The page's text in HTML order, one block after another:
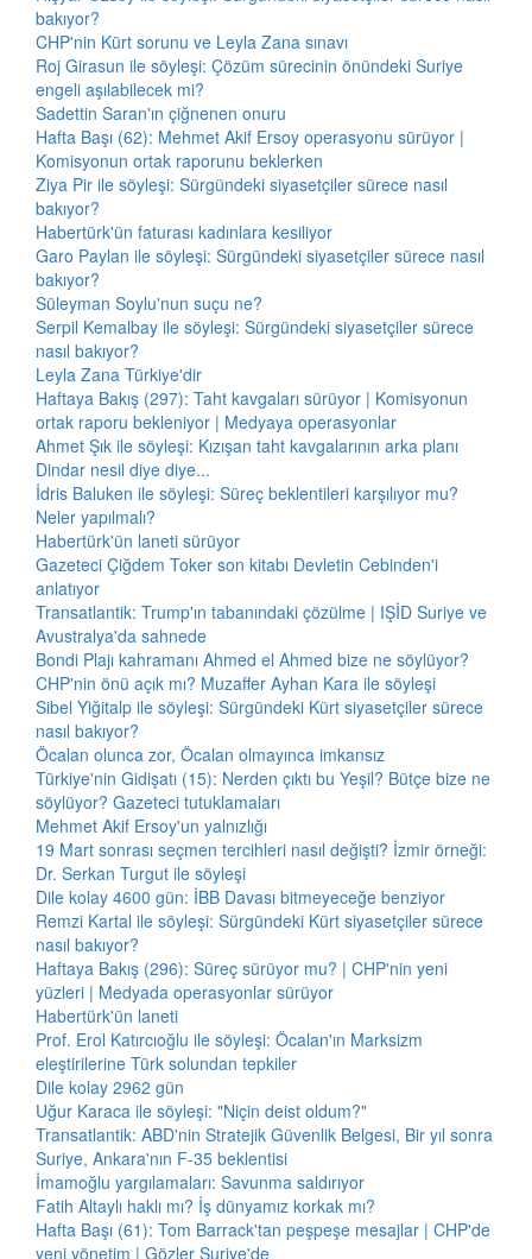
bakıyor?
CHP'nin Kürt sorunu ve Leyla Zana sınavı
Roj Girasun ile söyleşi: Çözüm sürecinin önündeki Suriye
engeli aşılabilecek mi?
Sadettin Saran'ın çiğnenen onuru
Hafta Başı (62): Mehmet Akif Ersoy operasyonu sürüyor |
Komisyonun ortak raporunu beklerken
Ziya Pir ile söyleşi: Sürgündeki siyasetçiler sürece nasıl
bakıyor?
Habertürk'ün faturası kadınlara kesiliyor
Garo Paylan ile söyleşi: Sürgündeki siyasetçiler sürece nasıl
bakıyor?
Süleyman Soylu'nun suçu ne?
Serpil Kemalbay ile söyleşi: Sürgündeki siyasetçiler sürece
nasıl bakıyor?
Leyla Zana Türkiye'dir
Haftaya Bakış (297): Taht kavgaları sürüyor | Komisyonun
ortak raporu bekleniyor | Medyaya operasyonlar
Ahmet Şık ile söyleşi: Kızışan taht kavgalarının arka planı
Dindar nesil diye diye...
İdris Baluken ile söyleşi: Süreç beklentileri karşılıyor mu?
Neler yapılmalı?
Habertürk'ün laneti sürüyor
Gazeteci Çiğdem Toker son kitabı Devletin Cebinden'i
anlatıyor
Transatlantik: Trump'ın tabanındaki çözülme | IŞİD Suriye ve
Avustralya'da sahnede
Bondi Plajı kahramanı Ahmed el Ahmed bize ne söylüyor?
CHP'nin önü açık mı? Muzaffer Ayhan Kara ile söyleşi
Sibel Yiğitalp ile söyleşi: Sürgündeki Kürt siyasetçiler sürece
nasıl bakıyor?
Öcalan olunca zor, Öcalan olmayınca imkansız
Türkiye'nin Gidişatı (15): Nerden çıktı bu Yeşil? Bütçe bize ne
söylüyor? Gazeteci tutuklamaları
Mehmet Akif Ersoy'un yalnızlığı
19 Mart sonrası seçmen tercihleri nasıl değişti? İzmir örneği:
Dr. Serkan Turgut ile söyleşi
Dile kolay 4600 gün: İBB Davası bitmeyeceğe benziyor
Remzi Kartal ile söyleşi: Sürgündeki Kürt siyasetçiler sürece
nasıl bakıyor?
Haftaya Bakış (296): Süreç sürüyor mu? | CHP'nin yeni
yüzleri | Medyada operasyonlar sürüyor
Habertürk'ün laneti
Prof. Erol Katırcıoğlu ile söyleşi: Öcalan'ın Marksizm
eleştirilerine Türk solundan tepkiler
Dile kolay 2962 gün
Uğur Karaca ile söyleşi: "Niçin deist oldum?"
Transatlantik: ABD'nin Stratejik Güvenlik Belgesi, Bir yıl sonra
Suriye, Ankara'nın F-35 beklentisi
İmamoğlu yargılamaları: Savunma saldırıyor
Fatih Altaylı haklı mı? İş dünyamız korkak mı?
Hafta Başı (61): Tom Barrack'tan peşpeşe mesajlar | CHP'de
yeni yönetim | Gözler Suriye'de